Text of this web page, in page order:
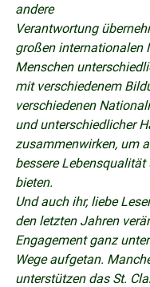
andere
Verantwortung
großen internationalen
Menschen
mit verschiedenem
verschiedenen
und unterschiedlicher
zusammenwirken, um
bessere
bieten.
Und auch ihr, liebe
den letzten Jahren
Engagement ganz
Wege aufgetan.
unterstützen das St.